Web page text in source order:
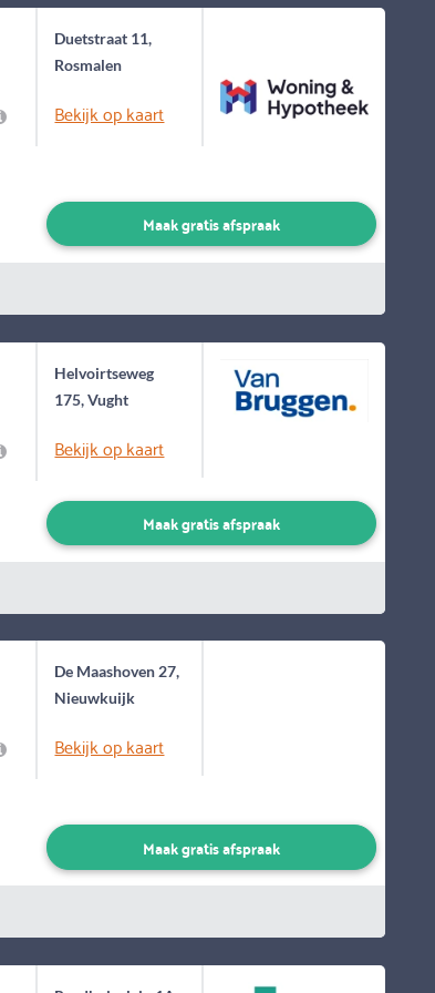
Duetstraat 11,
Rosmalen
Bekijk op kaart
Maak gratis afspraak
Helvoirtseweg
175, Vught
Bekijk op kaart
Maak gratis afspraak
De Maashoven 27,
Nieuwkuijk
Bekijk op kaart
Maak gratis afspraak